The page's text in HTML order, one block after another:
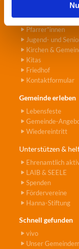
Die Küsterei
Pfarrer*innen
Jugend- und
Kirchen &
Kitas
Friedhof
Kontaktformular
Gemeinde erleben
Lebensfeste
Gemeinde-
Wiedereintritt
Unterstützen &
Ehrenamtlich
LAIB & SEELE
Spenden
Fördervereine
Hanna-Stiftung
Schnell gefunden
vivo
Unser